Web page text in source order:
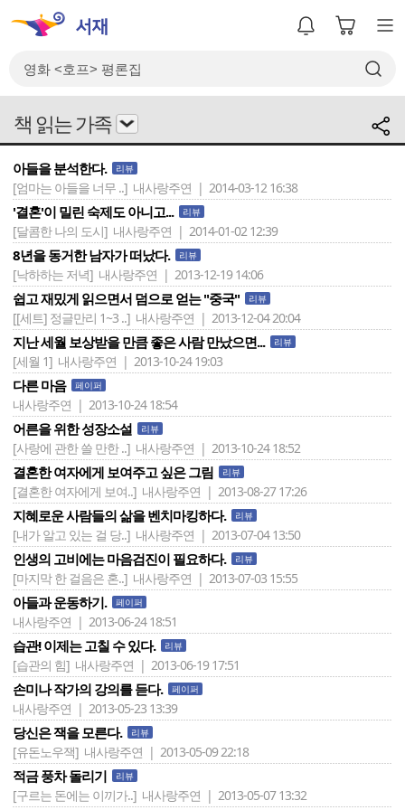
책 읽는 가족
아들을 분석한다. 리뷰
[엄마는 아들을 너무 ..] 내사랑주연 | 2014-03-12 16:38
'결혼'이 밀린 숙제도 아니고... 리뷰
[달콤한 나의 도시] 내사랑주연 | 2014-01-02 12:39
8년을 동거한 남자가 떠났다. 리뷰
[낙하하는 저녁] 내사랑주연 | 2013-12-19 14:06
쉽고 재밌게 읽으면서 덤으로 얻는 "중국" 리뷰
[[세트] 정글만리 1~3 ..] 내사랑주연 | 2013-12-04 20:04
지난 세월 보상받을 만큼 좋은 사람 만났으면... 리뷰
[세월 1] 내사랑주연 | 2013-10-24 19:03
다른 마음 페이퍼
내사랑주연 | 2013-10-24 18:54
어른을 위한 성장소설 리뷰
[사랑에 관한 쓸 만한 ..] 내사랑주연 | 2013-10-24 18:52
결혼한 여자에게 보여주고 싶은 그림 리뷰
[결혼한 여자에게 보여..] 내사랑주연 | 2013-08-27 17:26
지혜로운 사람들의 삶을 벤치마킹하다. 리뷰
[내가 알고 있는 걸 당..] 내사랑주연 | 2013-07-04 13:50
인생의 고비에는 마음검진이 필요하다. 리뷰
[마지막 한 걸음은 혼..] 내사랑주연 | 2013-07-03 15:55
아들과 운동하기. 페이퍼
내사랑주연 | 2013-06-24 18:51
습관! 이제는 고칠 수 있다. 리뷰
[습관의 힘] 내사랑주연 | 2013-06-19 17:51
손미나 작가의 강의를 듣다. 페이퍼
내사랑주연 | 2013-05-23 13:39
당신은 잭을 모른다. 리뷰
[유돈노우잭] 내사랑주연 | 2013-05-09 22:18
적금 풍차 돌리기 리뷰
[구르는 돈에는 이끼가..] 내사랑주연 | 2013-05-07 13:32